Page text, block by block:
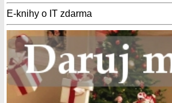
E-knihy o IT zdarma